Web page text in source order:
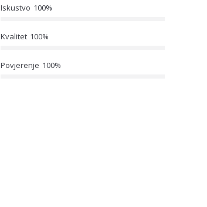
Iskustvo 100%
Kvalitet 100%
Povjerenje 100%